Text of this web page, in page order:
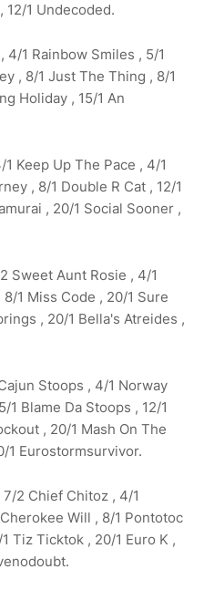
12/1 Undecoded.
4/1 Rainbow Smiles , 5/1
, 8/1 Just The Thing , 8/1
Holiday , 15/1 An
Keep Up The Pace , 4/1
, 8/1 Double R Cat , 12/1
, 20/1 Social Sooner ,
Sweet Aunt Rosie , 4/1
1 Miss Code , 20/1 Sure
, 20/1 Bella's Atreides ,
Stoops , 4/1 Norway
1 Blame Da Stoops , 12/1
, 20/1 Mash On The
1 Eurostormsurvivor.
2 Chief Chitoz , 4/1
Will , 8/1 Pontotoc
Tiz Ticktok , 20/1 Euro K ,